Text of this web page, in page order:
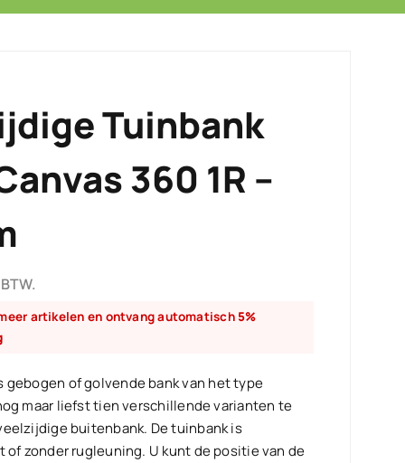
Tuinbank
360 1R –
artikelen en ontvang automatisch 5%
gebogen of golvende bank van het type
maar liefst tien verschillende varianten te
buitenbank. De tuinbank is
of zonder rugleuning. U kunt de positie van de